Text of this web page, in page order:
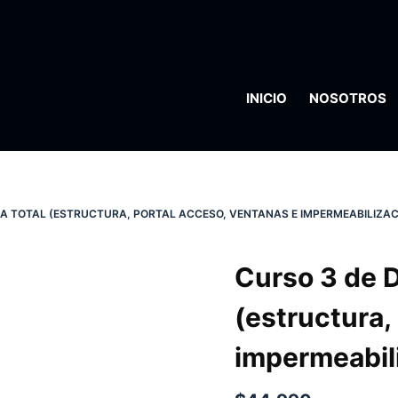
INICIO NOSOTROS
TOTAL (ESTRUCTURA, PORTAL ACCESO, VENTANAS E
Curso 3 de
(estructura,